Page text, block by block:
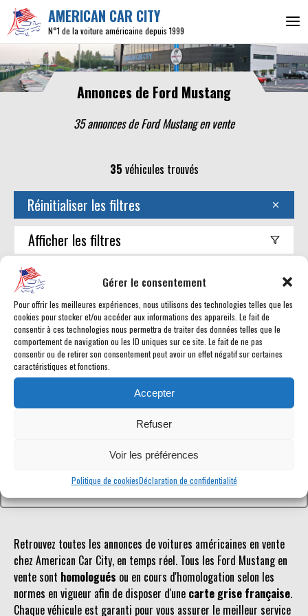
Gérer le consentement
Pour offrir les meilleures expériences, nous utilisons des technologies telles que les
cookies pour stocker et/ou accéder aux informations des appareils. Le fait de
consentir à ces technologies nous permettra de traiter des données telles que le
comportement de navigation ou les ID uniques sur ce site. Le fait de ne pas
consentir ou de retirer son consentement peut avoir un effet négatif sur certaines
caractéristiques et fonctions.
Accepter
Refuser
Voir les préférences
Politique de cookiesDéclaration de confidentialité
AMERICAN CAR CITY
N°1 de la voiture américaine depuis 1999
Annonces de Ford Mustang
35 annonces de Ford Mustang en vente
Retrouvez toutes les annonces de voitures américaines en vente
chez American Car City, en temps réel. Tous les Ford Mustang en
vente sont homologués ou en cours d'homologation selon les
normes en vigueur afin de disposer d'une carte grise française.
Chaque véhicule est garanti pour vous assurer le meilleur service
35 véhicules trouvés
Réinitialiser les filtres
Afficher les filtres
Trouver mon américaine
Référence inconnue
Le véhicule recherché n'est pas ou plus référencé.
Retourner à la liste des véhicules en stock